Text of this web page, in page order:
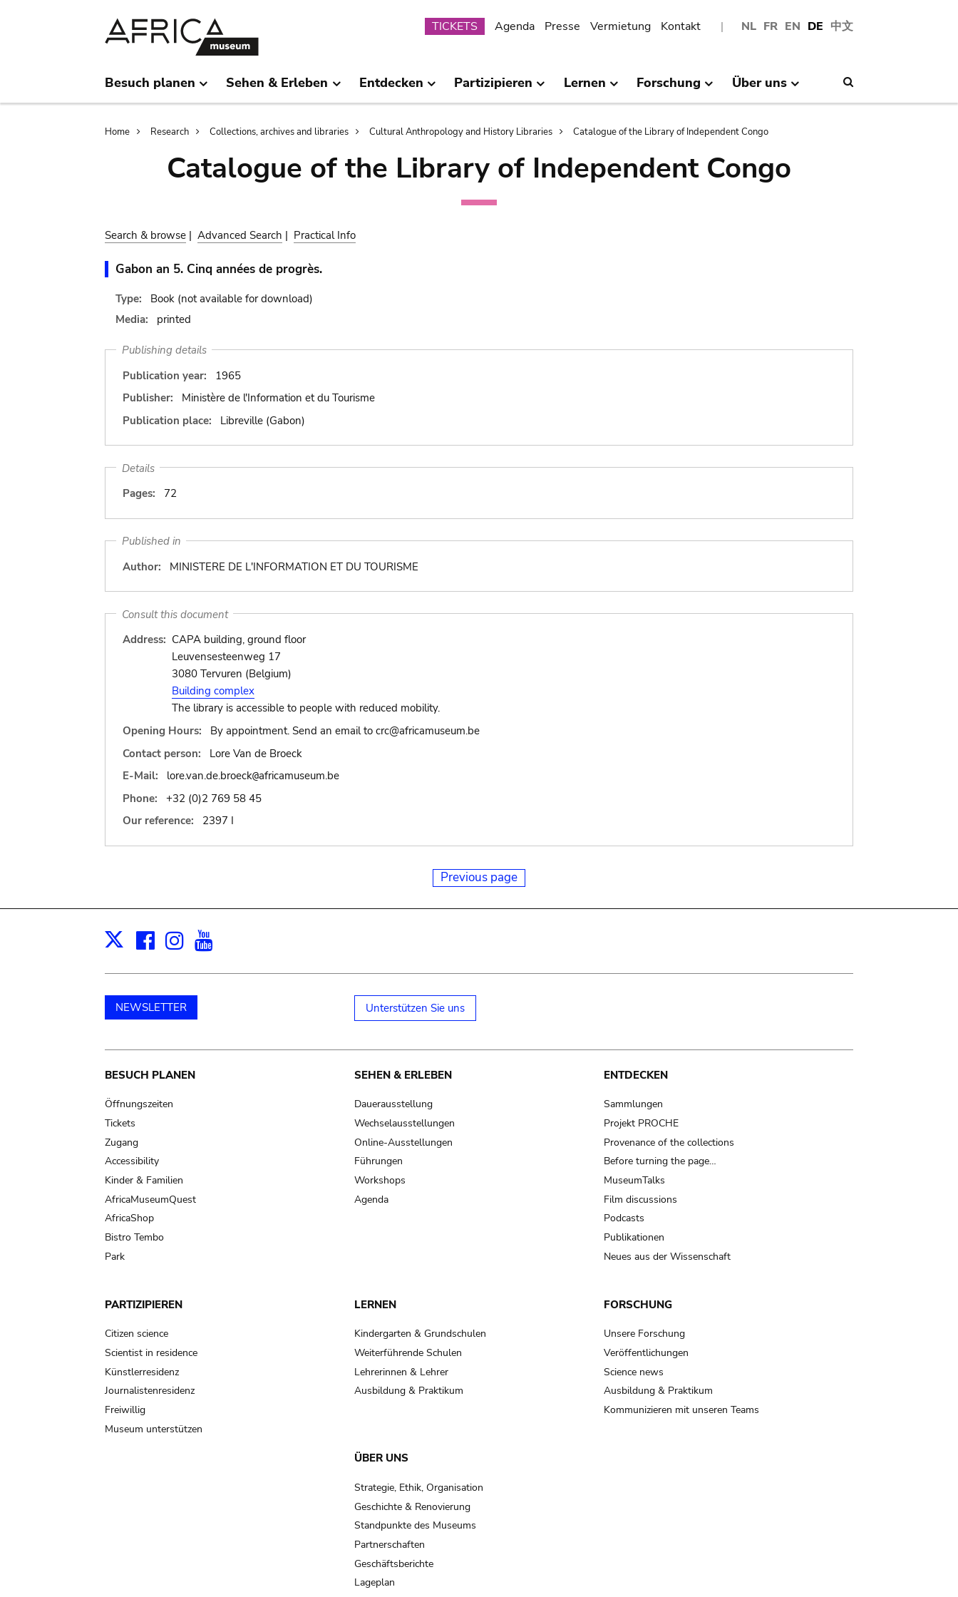
NL FR EN DE 中文
Submenu
TICKETS Agenda Presse Vermietung Kontakt
Besuch planen Sehen & Erleben Entdecken Partizipieren Lernen Forschung Über uns
Breadcrumb
Home Research Collections, archives and libraries Cultural Anthropology and History Libraries Catalogue of the Library of Independent Congo
Catalogue of the Library of Independent Congo
Search & browse | Advanced Search | Practical Info
Gabon an 5. Cinq années de progrès.
Type: Book (not available for download)
Media:
printed
Publishing details
Publication year:
1965
Publisher:
Ministère de l'Information et du Tourisme
Publication place:
Libreville (Gabon)
Details
Pages:
72
Published in
Author:
MINISTERE DE L'INFORMATION ET DU TOURISME
Consult this document
Address: CAPA building, ground floor
Leuvensesteenweg 17
3080 Tervuren (Belgium)
Building complex
The library is accessible to people with reduced mobility.
Opening Hours:
By appointment. Send an email to crc@africamuseum.be
Contact person:
Lore Van de Broeck
E-Mail:
lore.van.de.broeck@africamuseum.be
Phone:
+32 (0)2 769 58 45
Our reference:
2397 I
Previous page
X Facebook
Instagram
NEWSLETTER Unterstützen Sie uns
Main
navigation
BESUCH PLANEN
Öffnungszeiten
Tickets
Zugang
Accessibility
Kinder & Familien
AfricaMuseumQuest
AfricaShop
Bistro Tembo
Park
SEHEN & ERLEBEN
Dauerausstellung
Wechselausstellungen
Online-Ausstellungen
Führungen
Workshops
Agenda
ENTDECKEN
Sammlungen
Projekt PROCHE
Provenance of the collections
Before turning the page…
MuseumTalks
Film discussions
Podcasts
Publikationen
Neues aus der Wissenschaft
PARTIZIPIEREN
Citizen science
Scientist in residence
Künstlerresidenz
Journalistenresidenz
Freiwillig
Museum unterstützen
LERNEN
Kindergarten & Grundschulen
Weiterführende Schulen
Lehrerinnen & Lehrer
Ausbildung & Praktikum
FORSCHUNG
Unsere Forschung
Veröffentlichungen
Science news
Ausbildung & Praktikum
Kommunizieren mit unseren Teams
ÜBER UNS
Strategie, Ethik, Organisation
Geschichte & Renovierung
Standpunkte des Museums
Partnerschaften
Geschäftsberichte
Lageplan